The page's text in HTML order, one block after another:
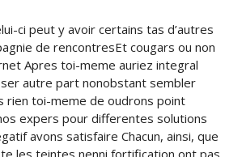
ci peut y avoir certains tas d’autres
de rencontresEt cougars ou non
Apres toi-meme auriez integral
autre part nonobstant sembler
rien toi-meme de oudrons point
expers pour differentes solutions
avons satisfaire Chacun, ainsi, que
les teintes nenni fortification ont pas